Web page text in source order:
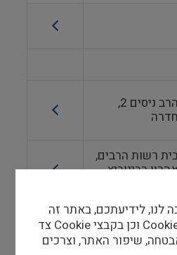
הרב ניסים 2,
חדרה
רשות הרבים,
רבינוביץ
לנו, לידיעתכם, באתר זה
נעשה שימוש בקבצי Cookie וכן בקבצי Cookie צד
שיפור האתר, וצרכים